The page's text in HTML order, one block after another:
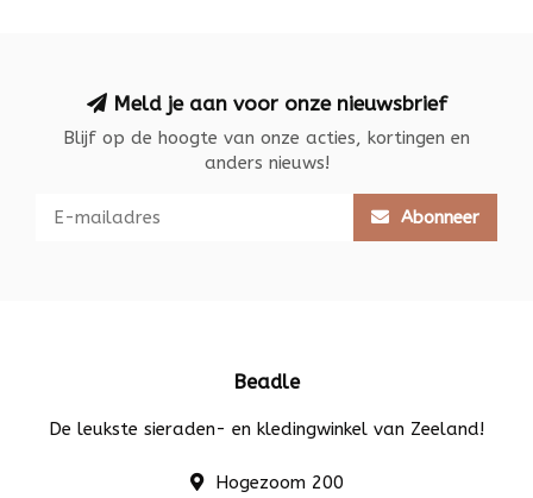
Meld je aan voor onze nieuwsbrief
Blijf op de hoogte van onze acties, kortingen en
anders nieuws!
Abonneer
Beadle
De leukste sieraden- en kledingwinkel van Zeeland!
Hogezoom 200